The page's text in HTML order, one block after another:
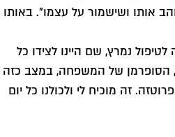
אותו ושישמור על עצמו". באותו
נמרץ, שם היינו לצידו כל
הסופרמן של המשפחה, במצב כזה
זה מוכיח לי ולכולנו כל יום